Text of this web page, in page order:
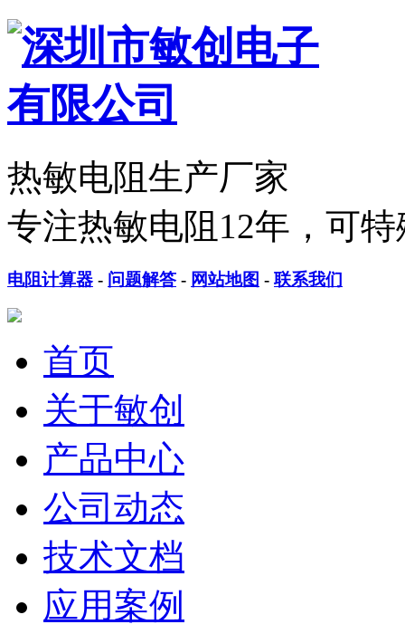
热敏电阻生产厂家
专注热敏电阻12年，可
电阻计算器 - 问题解答 - 网站地图 - 联系我们
首页
关于敏创
产品中心
公司动态
技术文档
应用案例